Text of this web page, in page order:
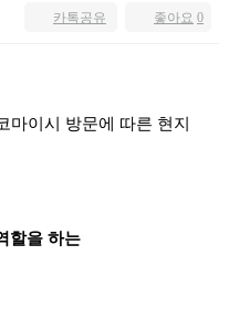
좋아요 0
카톡공유
마이시 방문에 따른 현지
할을 하는